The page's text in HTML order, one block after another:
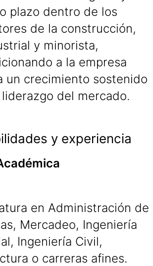
plazo dentro de los
de la construcción,
y minorista,
a la empresa
un crecimiento sostenido
del mercado.
y experiencia
en Administración de
Mercadeo, Ingeniería
Ingeniería Civil,
o carreras afines.